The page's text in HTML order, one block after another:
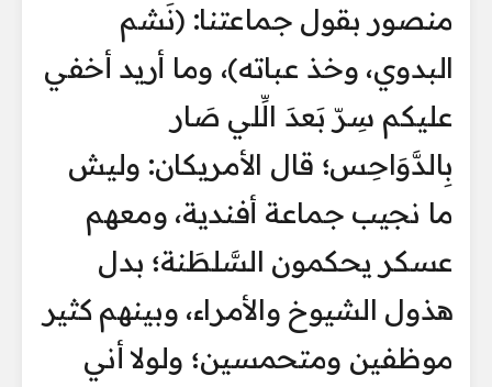
منصور بقول جماعتنا: (نَشم
البدوي، وخذ عباته)، وما أريد أخفي
عليكم سِرّ بَعدَ الِّلي صَار
بِالدَّوَاحِس؛ قال الأمريكان: وليش
ما نجيب جماعة أفندية، ومعهم
عسكر يحكمون السَّلطَنة؛ بدل
هذول الشيوخ والأمراء، وبينهم كثير
موظفين ومتحمسين؛ ولولا أني